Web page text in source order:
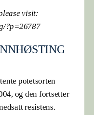
visit:
?p=26787
potetsorten
og den fortsetter
resistens.